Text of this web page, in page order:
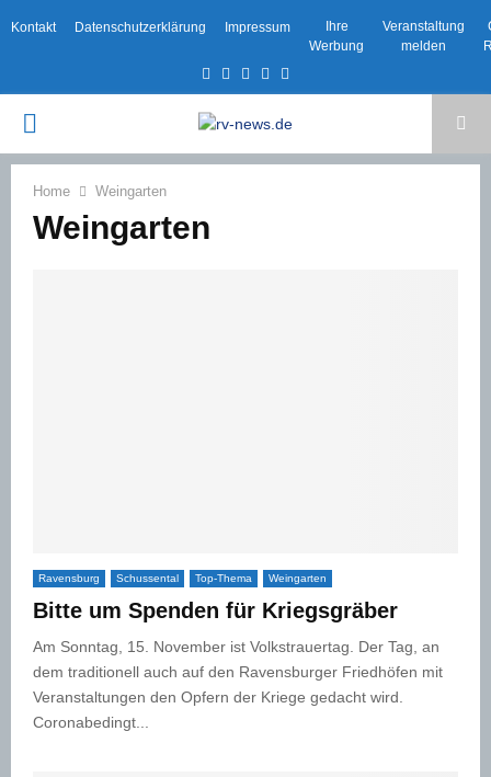
Kontakt Datenschutzerklärung Impressum
Ihre
Werbung
Veranstaltung
melden
Facebook
TwitterInstagram
Email
PRIMARY
MENU
Home Weingarten
Weingarten
Ravensburg Schussental Top-Thema Weingarten
Bitte um Spenden für Kriegsgräber
Am Sonntag, 15. November ist Volkstrauertag. Der Tag, an
dem traditionell auch auf den Ravensburger Friedhöfen mit
Veranstaltungen den Opfern der Kriege gedacht wird.
Coronabedingt...